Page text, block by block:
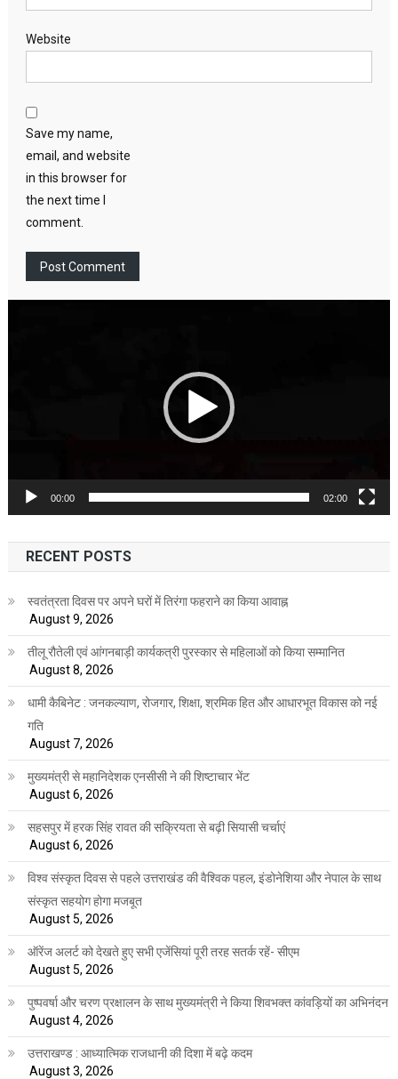
Website
Save my name,
email, and website
in this browser for
the next time I
comment.
00:00 02:00
RECENT POSTS
स्वतंत्रता दिवस पर अपने घरों में तिरंगा फहराने का किया आवाह्न
August 9, 2026
तीलू रौतेली एवं आंगनबाड़ी कार्यकत्री पुरस्कार से महिलाओं को किया सम्मानित
August 8, 2026
धामी कैबिनेट : जनकल्याण, रोजगार, शिक्षा, श्रमिक हित और आधारभूत विकास को नई
गति
August 7, 2026
मुख्यमंत्री से महानिदेशक एनसीसी ने की शिष्टाचार भेंट
August 6, 2026
सहसपुर में हरक सिंह रावत की सक्रियता से बढ़ी सियासी चर्चाएं
August 6, 2026
विश्व संस्कृत दिवस से पहले उत्तराखंड की वैश्विक पहल, इंडोनेशिया और नेपाल के साथ
संस्कृत सहयोग होगा मजबूत
August 5, 2026
ऑरेंज अलर्ट को देखते हुए सभी एजेंसियां पूरी तरह सतर्क रहें- सीएम
August 5, 2026
पुष्पवर्षा और चरण प्रक्षालन के साथ मुख्यमंत्री ने किया शिवभक्त कांवड़ियों का अभिनंदन
August 4, 2026
उत्तराखण्ड : आध्यात्मिक राजधानी की दिशा में बढ़े कदम
August 3, 2026